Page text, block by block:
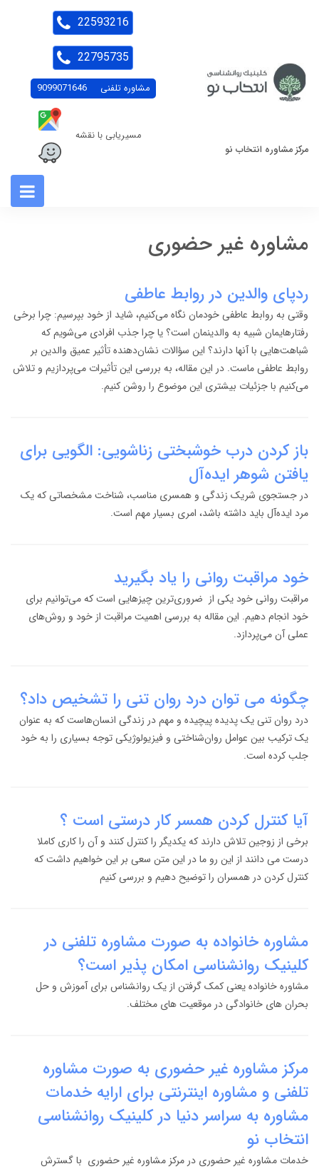
مرکز مشاوره انتخاب نو
مشاوره تلفنی 9099071646
مسیریابی با نقشه
22593216
22795735
مشاوره غیر حضوری
ردپای والدین در روابط عاطفی
وقتی به روابط عاطفی خودمان نگاه می‌کنیم، شاید از خود بپرسیم: چرا برخی
رفتارهایمان شبیه به والدینمان است؟ یا چرا جذب افرادی می‌شویم که
شباهت‌هایی با آنها دارند؟ این سؤالات نشان‌دهنده تأثیر عمیق والدین بر
روابط عاطفی ماست. در این مقاله، به بررسی این تأثیرات می‌پردازیم و تلاش
می‌کنیم با جزئیات بیشتری این موضوع را روشن کنیم.
باز کردن درب خوشبختی زناشویی: الگویی برای
یافتن شوهر ایده‌آل
در جستجوی شریک زندگی و همسری مناسب، شناخت مشخصاتی که یک
مرد ایده‌آل باید داشته باشد، امری بسیار مهم است.
خود مراقبت روانی را یاد بگیرید
مراقبت روانی خود یکی از ضروری‌ترین چیزهایی است که می‌توانیم برای
خود انجام دهیم. این مقاله به بررسی اهمیت مراقبت از خود و روش‌های
عملی آن می‌پردازد.
چگونه می توان درد روان تنی را تشخیص داد؟
درد روان تنی یک پدیده پیچیده و مهم در زندگی انسان‌هاست که به عنوان
یک ترکیب بین عوامل روان‌شناختی و فیزیولوژیکی توجه بسیاری را به خود
جلب کرده است.
آیا کنترل کردن همسر کار درستی است ؟
برخی از زوجین تلاش دارند که یکدیگر را کنترل کنند و آن را کاری کاملا
درست می دانند از این رو ما در این متن سعی بر این خواهیم داشت که
کنترل کردن در همسران را توضیح دهیم و بررسی کنیم
مشاوره خانواده به صورت مشاوره تلفنی در
کلینیک روانشناسی امکان پذیر است؟
مشاوره خانواده یعنی کمک گرفتن از یک روانشناس برای آموزش و حل
بحران های خانوادگی در موقعیت های مختلف.
مرکز مشاوره غیر حضوری به صورت مشاوره
تلفنی و مشاوره اینترنتی برای ارایه خدمات
مشاوره به سراسر دنیا در کلینیک روانشناسی
انتخاب نو
خدمات مشاوره غیر حضوری در مرکز مشاوره غیر حضوری با گسترش